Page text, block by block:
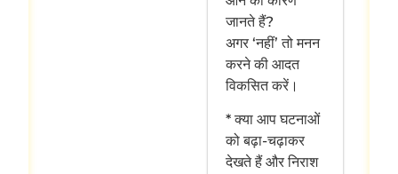
जानते हैं?
अगर ‘नहीं’ तो मनन
करने की आदत
विकसित करें।
* क्या आप घटनाओं
को बढ़ा-चढ़ाकर
देखते हैं और निराश